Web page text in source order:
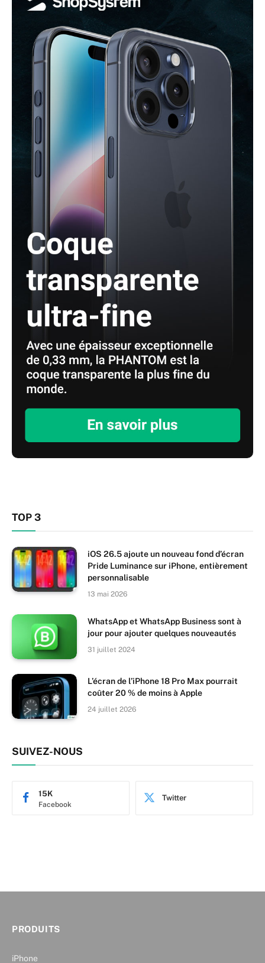
TOP 3
iOS 26.5 ajoute un nouveau fond d’écran
Pride Luminance sur iPhone, entièrement
personnalisable
13 mai 2026
WhatsApp et WhatsApp Business sont à
jour pour ajouter quelques nouveautés
31 juillet 2024
L’écran de l’iPhone 18 Pro Max pourrait
coûter 20 % de moins à Apple
24 juillet 2026
SUIVEZ-NOUS
Facebook
15K Twitter
PRODUITS
iPhone